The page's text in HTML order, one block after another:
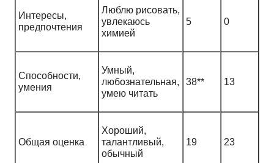
Интересы,
предпочтения
Люблю рисовать,
увлекаюсь
химией
5 0
Способности,
умения
Умный,
любознательная,
умею читать
38** 13
Общая оценка
Хороший,
талантливый,
обычный
19 23